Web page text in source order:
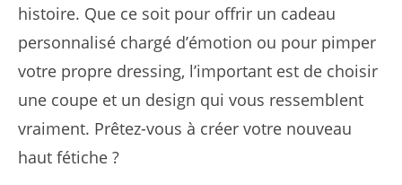
histoire. Que ce soit pour offrir un cadeau
personnalisé chargé d’émotion ou pour pimper
votre propre dressing, l’important est de choisir
une coupe et un design qui vous ressemblent
vraiment. Prêtez-vous à créer votre nouveau
haut fétiche ?